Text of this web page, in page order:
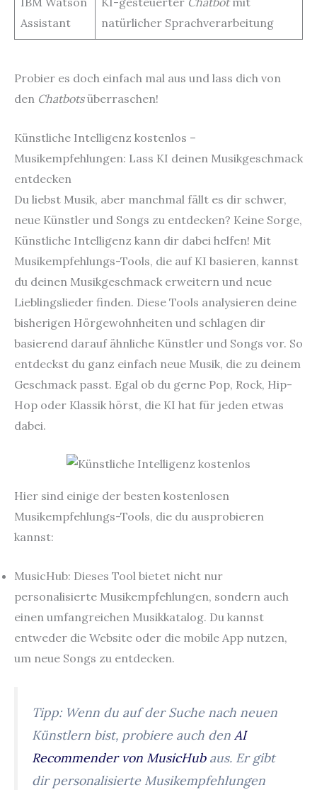
Assistant
natürlicher Sprachverarbeitung
Probier es doch einfach mal aus und lass dich von
den Chatbotsüberraschen!
Künstliche Intelligenz kostenlos –
Musikempfehlungen: Lass KI deinen Musikgeschmack
entdecken
Du liebst Musik, aber manchmal fällt es dir schwer,
neue Künstler und Songs zu entdecken? Keine Sorge,
Künstliche Intelligenz kann dir dabei helfen! Mit
Musikempfehlungs-Tools, die auf KI basieren, kannst
du deinen Musikgeschmack erweitern und neue
Lieblingslieder finden. Diese Tools analysieren deine
bisherigen Hörgewohnheiten und schlagen dir
basierend darauf ähnliche Künstler und Songs vor. So
entdeckst du ganz einfach neue Musik, die zu deinem
Geschmack passt. Egal ob du gerne Pop, Rock, Hip-
Hop oder Klassik hörst, die KI hat für jeden etwas
dabei.
Hier sind einige der besten kostenlosen
Musikempfehlungs-Tools, die du ausprobieren
kannst:
MusicHub: Dieses Tool bietet nicht nur
personalisierte Musikempfehlungen, sondern auch
einen umfangreichen Musikkatalog. Du kannst
entweder die Website oder die mobile App nutzen,
um neue Songs zu entdecken.
Tipp: Wenn du auf der Suche nach neuen
Künstlern bist, probiere auch den AI
Recommender von MusicHubaus. Er gibt
dir personalisierte Musikempfehlungen